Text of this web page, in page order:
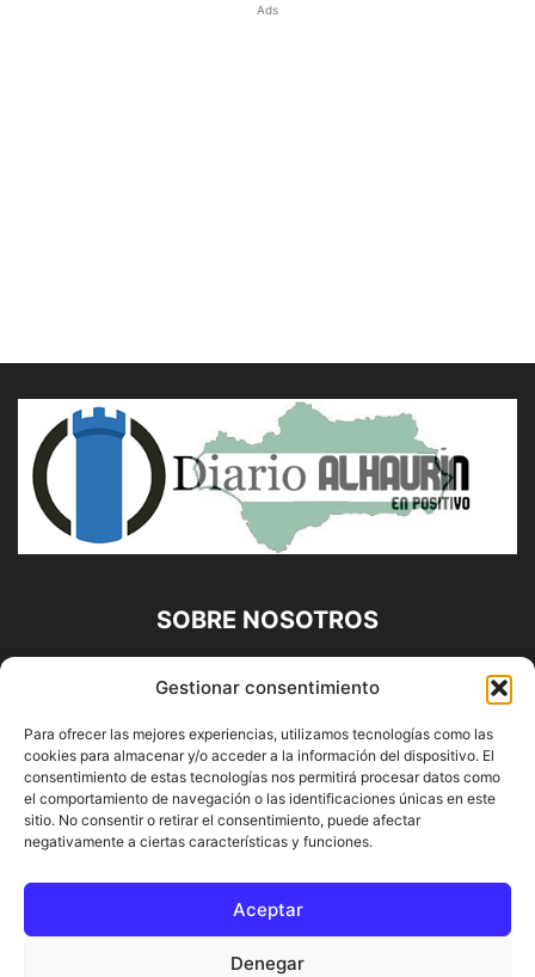
Gestionar consentimiento
Para ofrecer las mejores experiencias, utilizamos tecnologías como las
cookies para almacenar y/o acceder a la información del dispositivo. El
consentimiento de estas tecnologías nos permitirá procesar datos como
el comportamiento de navegación o las identificaciones únicas en este
sitio. No consentir o retirar el consentimiento, puede afectar
negativamente a ciertas características y funciones.
Aceptar
Denegar
Ads
SOBRE NOSOTROS
Diario Alhaurín (www.alhaurindelatorre.com) Propiedad de
Francisco E. López López | 639 95 71 95 | Noticias de
Alhaurín de la Torre, Málaga y Provincia|
Contáctanos:info@alhaurindelatorre.com
SÍGUENOS